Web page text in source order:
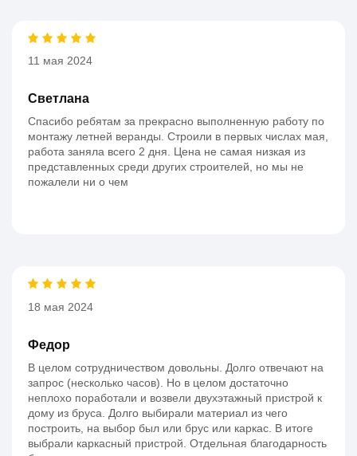
11 мая 2024
Светлана
Спасибо ребятам за прекрасно выполненную работу по
монтажу летней веранды. Строили в первых числах мая,
работа заняла всего 2 дня. Цена не самая низкая из
представленных среди других строителей, но мы не
пожалели ни о чем
18 мая 2024
Федор
В целом сотрудничеством довольны. Долго отвечают на
запрос (несколько часов). Но в целом достаточно
неплохо поработали и возвели двухэтажный пристрой к
дому из бруса. Долго выбирали материал из чего
построить, на выбор был или брус или каркас. В итоге
выбрали каркасный пристрой. Отдельная благодарность